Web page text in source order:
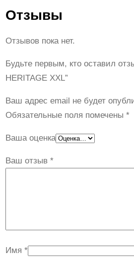
Отзывы
Отзывов пока нет.
Будьте первым, кто оставил
HERITAGE XXL”
Ваш адрес email не будет
Обязательные поля помечены *
Ваша оценка
Ваш отзыв *
Имя *